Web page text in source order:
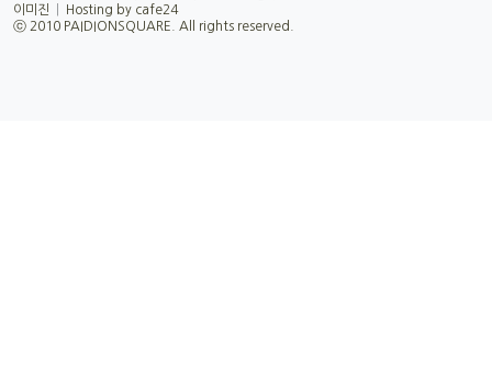
이미진
Hosting by cafe24
ⓒ 2010 PAIDIONSQUARE. All rights reserved.